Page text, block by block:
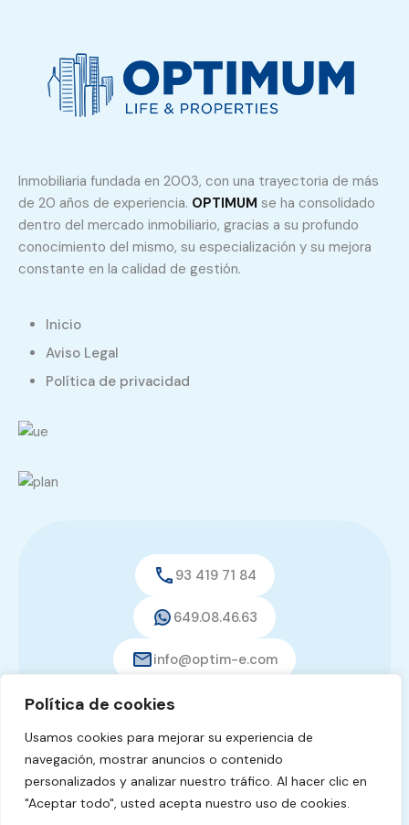
Política de cookies
Usamos cookies para mejorar su experiencia de
navegación, mostrar anuncios o contenido
personalizados y analizar nuestro tráfico. Al hacer clic en
"Aceptar todo", usted acepta nuestro uso de cookies.
Inmobiliaria fundada en 2003, con una trayectoria de más
de 20 años de experiencia. OPTIMUM se ha consolidado
dentro del mercado inmobiliario, gracias a su profundo
conocimiento del mismo, su especialización y su mejora
constante en la calidad de gestión.
Inicio
Aviso Legal
Política de privacidad
93 419 71 84
649.08.46.63
info@optim-e.com
© 2026. Todos los derechos reservados.
diseño web:pixelcero.com